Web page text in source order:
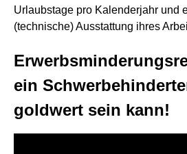
Urlaubstage pro Kalenderjahr und
(technische) Ausstattung ihres
ein
goldwert sein kann!